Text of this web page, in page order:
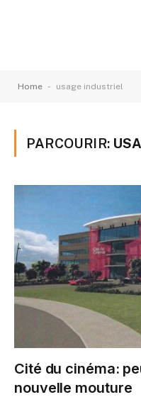
Home - usage industriel
PARCOURIR:
Cité du cinéma:
nouvelle mouture